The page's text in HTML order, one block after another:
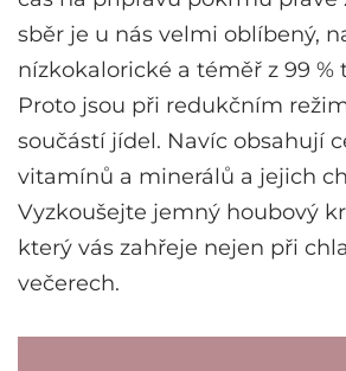
sběr je u nás velmi oblíbený,
nízkokalorické a téměř z 99 %
Proto jsou při redukčním
součástí jídel. Navíc obsahují
vitamínů a minerálů a jejich
Vyzkoušejte jemný houbový
který vás zahřeje nejen při
večerech.